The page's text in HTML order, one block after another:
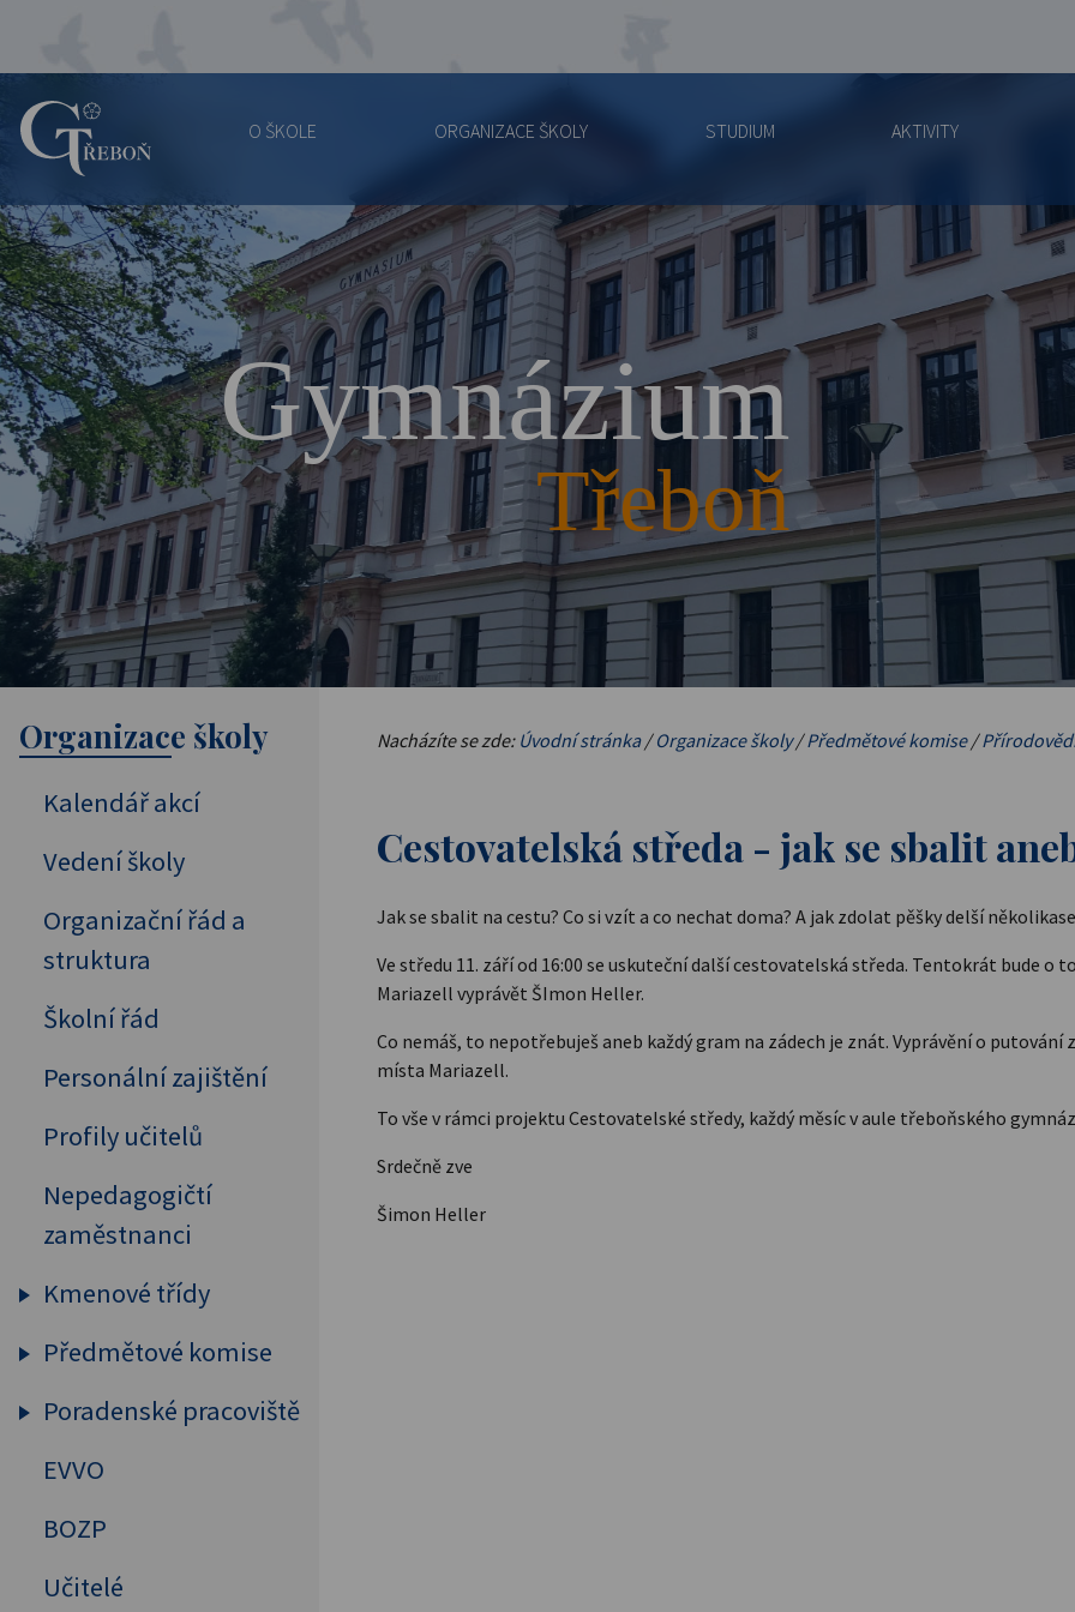
Gymnázium
Třeboň
O ŠKOLE ORGANIZACE ŠKOLY STUDIUM AKTIVITY
Gymnázium
Třeboň
Nacházíte se zde: Úvodní stránka/Organizace školy/Předmětové komise/
Cestovatelská středa - jak se sbalit
Jak se sbalit na cestu? Co si vzít a co nechat doma? A jak zdolat pěšky delší
Ve středu 11. září od 16:00 se uskuteční další cestovatelská středa. Tentokrát bude o
Mariazell vyprávět ŠImon Heller.
Co nemáš, to nepotřebuješ aneb každý gram na zádech je znát. Vyprávění o
místa Mariazell.
To vše v rámci projektu Cestovatelské středy, každý měsíc v aule třeboňského
Srdečně zve
Šimon Heller
Organizace školy
Kalendář akcí
Vedení školy
Organizační řád a
struktura
Školní řád
Personální zajištění
Profily učitelů
Nepedagogičtí
zaměstnanci
Kmenové třídy
Prima
Sekunda
Sexta
Předmětové komise
Humanitní předměty
Tělesná výchova
Poradenské pracoviště
Primární prevence
EVVO
BOZP
Učitelé